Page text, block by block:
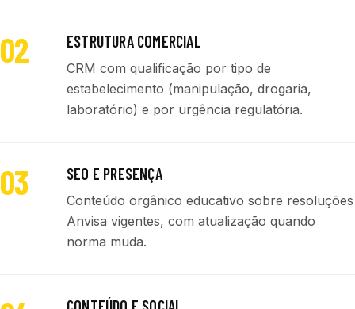
02 ESTRUTURA COMERCIAL
CRM com qualificação por tipo de
estabelecimento (manipulação, drogaria,
laboratório) e por urgência regulatória.
03 SEO E PRESENÇA
Conteúdo orgânico educativo sobre resoluções
Anvisa vigentes, com atualização quando
norma muda.